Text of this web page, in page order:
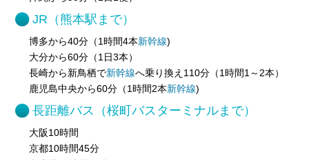
JR（熊本駅まで）
博多から40分（1時間4本新幹線)
大分から60分（1日3本）
長崎から新鳥栖で新幹線へ乗り換え110分（1時間1～2本）
鹿児島中央から60分（1時間2本新幹線)
長距離バス（桜町バスターミナルまで）
大阪10時間
京都10時間45分